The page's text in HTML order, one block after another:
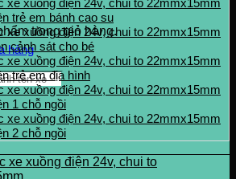
trong giỏ hàng.
hàng
trẻ em bánh cao su
cảnh sát cho bé
trẻ em địa hình
1 chỗ ngồi
2 chỗ ngồi